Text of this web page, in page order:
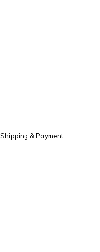
Shipping & Payment